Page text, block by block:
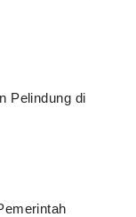
Pelindung di